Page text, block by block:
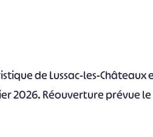
de Lussac-les-Châteaux
2026. Réouverture prévue